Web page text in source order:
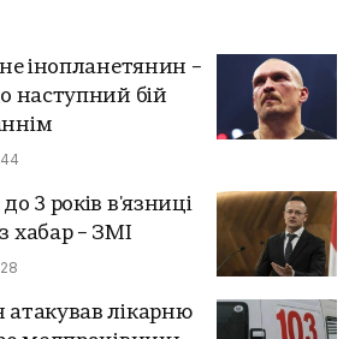
інопланетянин –
наступний бій
3 років в'язниці
хабар – ЗМІ
атакував лікарню